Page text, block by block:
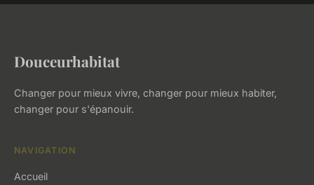
Douceurhabitat
Changer pour mieux vivre, changer pour mieux habiter,
changer pour s'épanouir.
NAVIGATION
Accueil